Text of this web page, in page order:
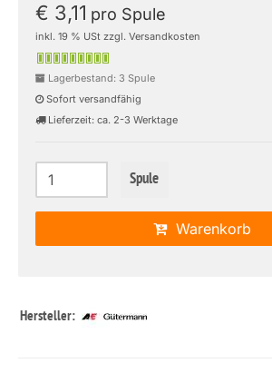
€ 3,11 pro Spule
inkl. 19 % USt zzgl. Versandkosten
Lagerbestand: 3 Spule
Sofort versandfähig
Lieferzeit: ca. 2-3 Werktage
Spule
Warenkorb
Hersteller: